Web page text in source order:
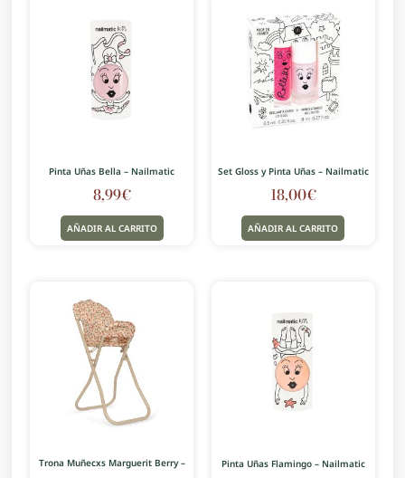
Pinta Uñas Bella – Nailmatic
8,99€
AÑADIR AL CARRITO
Set Gloss y Pinta Uñas – Nailmatic
18,00€
AÑADIR AL CARRITO
Trona Muñecxs Marguerit Berry –
Pinta Uñas Flamingo – Nailmatic